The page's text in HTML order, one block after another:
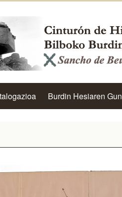
Burdin Hesiaren